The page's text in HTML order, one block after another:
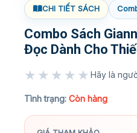
CHI TIẾT SÁCH
Combo Sách
Đọc Dành Cho
★★★★★ Hãy là
Tình trạng: Còn hàng